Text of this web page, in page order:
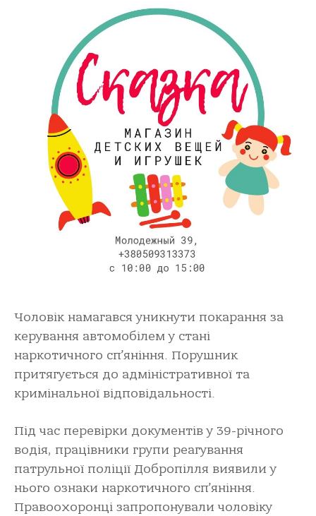
Чоловік намагався уникнути покарання за
керування автомобілем у стані
наркотичного сп’яніння. Порушник
притягується до адміністративної та
кримінальної відповідальності.
Під час перевірки документів у 39-річного
водія, працівники групи реагування
патрульної поліції Добропілля виявили у
нього ознаки наркотичного сп’яніння.
Правоохоронці запропонували чоловіку